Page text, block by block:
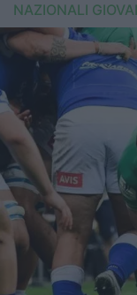
FIR
Internazionale
United
Top14
Premiership
Champions
Challenge Cup
NAZIONALI